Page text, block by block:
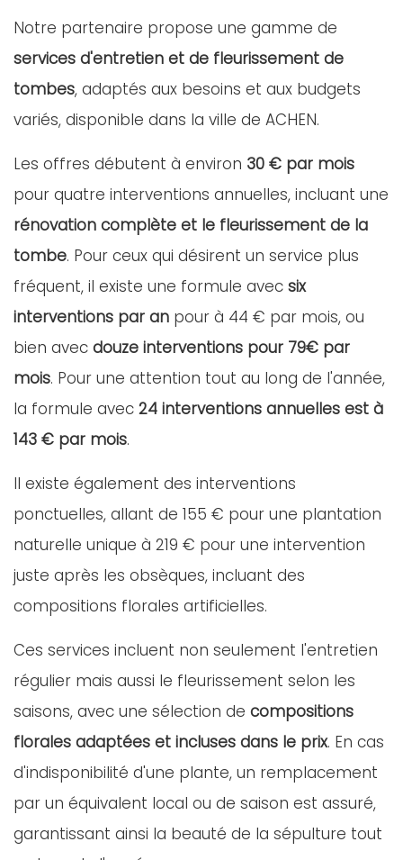
Notre partenaire propose une gamme de
services d'entretien et de fleurissement de
tombes, adaptés aux besoins et aux budgets
variés, disponible dans la ville de ACHEN.
Les offres débutent à environ 30 € par mois
pour quatre interventions annuelles, incluant une
rénovation complète et le fleurissement de la
tombe. Pour ceux qui désirent un service plus
fréquent, il existe une formule avec six
interventions par an pour à 44 € par mois, ou
bien avec douze interventions pour 79€ par
mois. Pour une attention tout au long de l'année,
la formule avec 24 interventions annuelles est à
143 € par mois.
Il existe également des interventions
ponctuelles, allant de 155 € pour une plantation
naturelle unique à 219 € pour une intervention
juste après les obsèques, incluant des
compositions florales artificielles.
Ces services incluent non seulement l'entretien
régulier mais aussi le fleurissement selon les
saisons, avec une sélection de compositions
florales adaptées et incluses dans le prix. En cas
d'indisponibilité d'une plante, un remplacement
par un équivalent local ou de saison est assuré,
garantissant ainsi la beauté de la sépulture tout